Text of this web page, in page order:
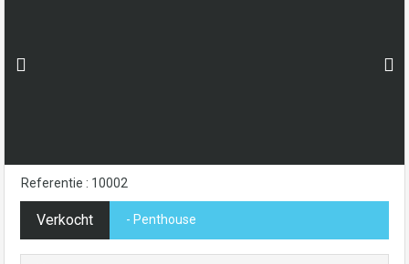
Referentie : 10002
Verkocht - Penthouse